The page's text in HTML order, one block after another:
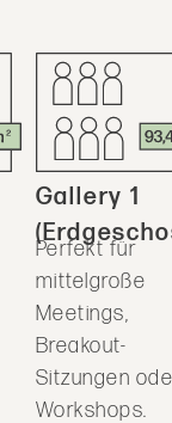
Gallery 1
Perfekt für
mittelgroße
Meetings,
Breakout-
Sitzungen
Workshops.